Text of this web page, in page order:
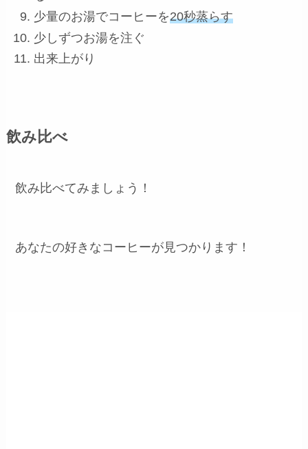
少量のお湯でコーヒーを20秒蒸らす
少しずつお湯を注ぐ
出来上がり
飲み比べ
飲み比べてみましょう！
あなたの好きなコーヒーが見つかります！